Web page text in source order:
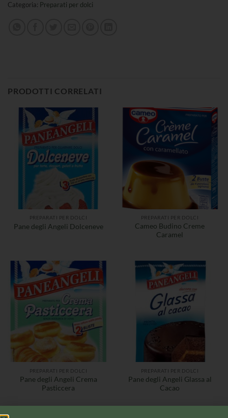
Categoria: Preparati per dolci
PRODOTTI CORRELATI
PREPARATI PER DOLCI
Pane degli Angeli Dolceneve
PREPARATI PER DOLCI
Cameo Budino Creme
Caramel
PREPARATI PER DOLCI
Pane degli Angeli Crema
Pasticcera
PREPARATI PER DOLCI
Pane degli Angeli Glassa al
Cacao